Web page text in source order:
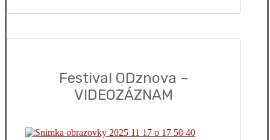
Festival ODznova –
VIDEOZÁZNAM